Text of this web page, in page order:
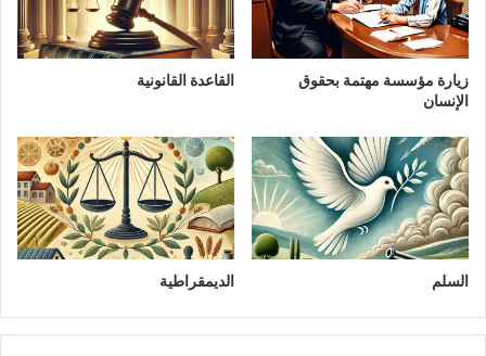
زيارة مؤسسة مهتمة بحقوق
الإنسان
القاعدة القانونية
السلم الديمقراطية